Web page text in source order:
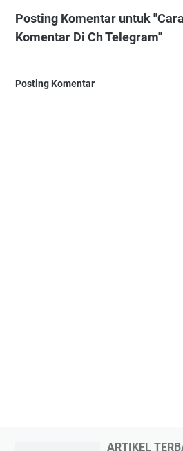
Posting Komentar untuk
Komentar Di Ch Telegram"
Posting Komentar
ARTIKEL